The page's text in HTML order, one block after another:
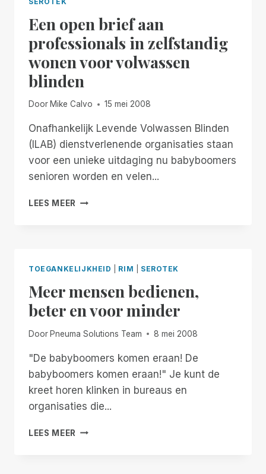
REVALIDATIECENTRA
OM
HUN
BLINDE
CLIËNTEN
LATEN
ALS
HET
GAAT
Een open brief aan
professionals in zelfstandig
wonen voor volwassen
blinden
Door Mike Calvo 15 mei 2008
Onafhankelijk Levende Volwassen Blinden
(ILAB) dienstverlenende organisaties staan
voor een unieke uitdaging nu babyboomers
senioren worden en velen...
LEES MEER EEN
ZELFSTANDIG
WONEN
VOOR
VOLWASSEN
TOEGANKELIJKHEID RIM SEROTEK
Meer mensen bedienen,
beter en voor minder
Door Pneuma Solutions Team 8 mei 2008
"De babyboomers komen eraan! De
babyboomers komen eraan!" Je kunt de
kreet horen klinken in bureaus en
organisaties die...
LEES MEER MEER